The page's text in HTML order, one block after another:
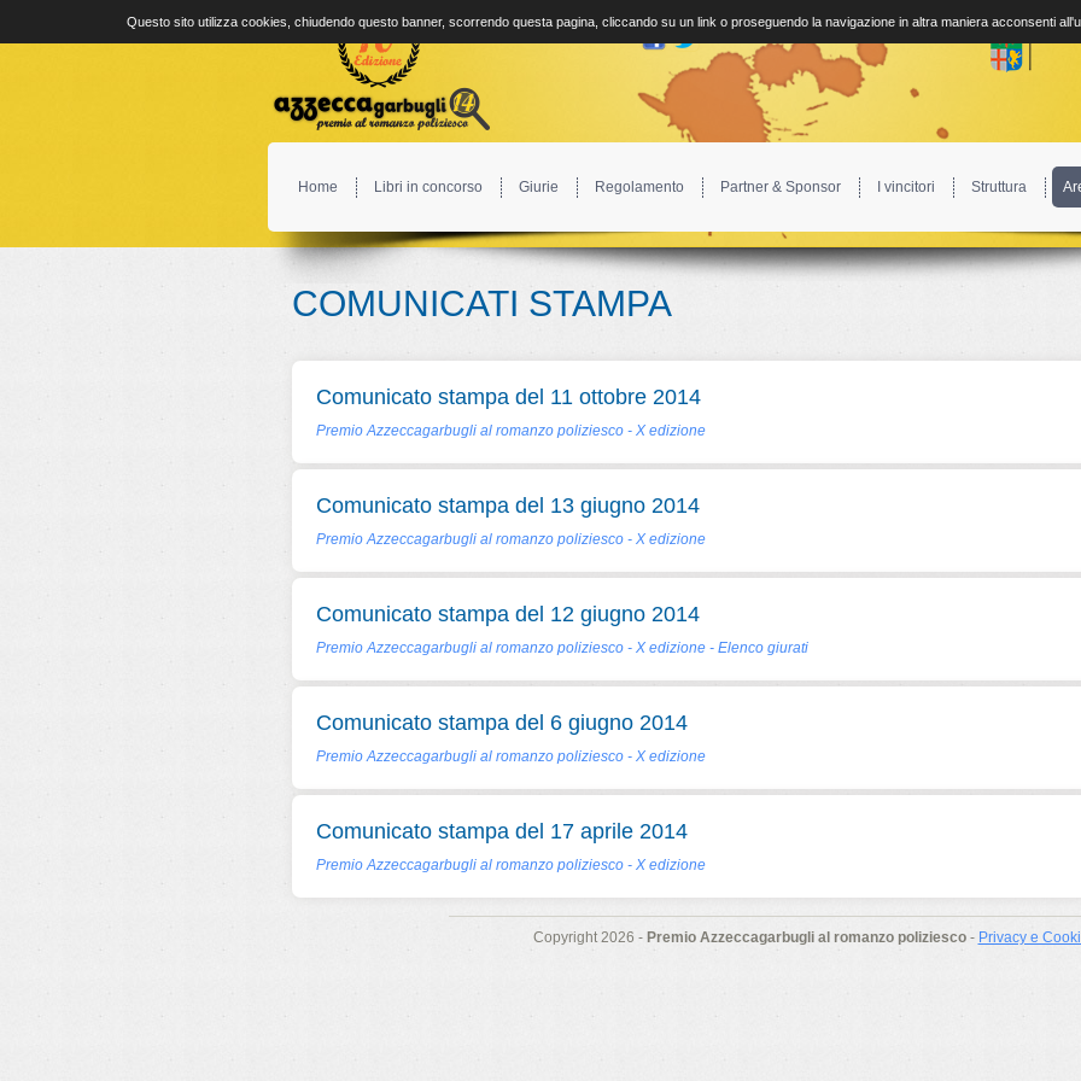
Home Libri in concorso Giurie Regolamento Partner & Sponsor I vincitori Struttura
COMUNICATI STAMPA
Comunicato stampa del 11 ottobre 2014
Premio Azzeccagarbugli al romanzo poliziesco - X edizione
Comunicato stampa del 13 giugno 2014
Premio Azzeccagarbugli al romanzo poliziesco - X edizione
Comunicato stampa del 12 giugno 2014
Premio Azzeccagarbugli al romanzo poliziesco - X edizione - Elenco giurati
Comunicato stampa del 6 giugno 2014
Premio Azzeccagarbugli al romanzo poliziesco - X edizione
Comunicato stampa del 17 aprile 2014
Premio Azzeccagarbugli al romanzo poliziesco - X edizione
Copyright 2026 - Premio Azzeccagarbugli al romanzo poliziesco- Privacy e
Questo sito utilizza cookies, chiudendo questo banner, scorrendo questa pagina, cliccando su un link o proseguendo la navigazione in altra maniera acconsenti